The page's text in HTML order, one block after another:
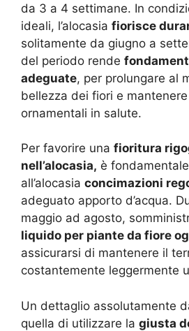
da 3 a 4 settimane. In
ideali, l’alocasia fiorisce
solitamente da giugno a
del periodo rende
adeguate, per prolungare al
bellezza dei fiori e
ornamentali in salute.
Per favorire una fioritura
nell’alocasia, è
all’alocasia concimazioni
adeguato apporto d’acqua.
maggio ad agosto,
liquido per piante da fiore
assicurarsi di mantenere il
costantemente leggermente
Un dettaglio assolutamente
quella di utilizzare la giusta